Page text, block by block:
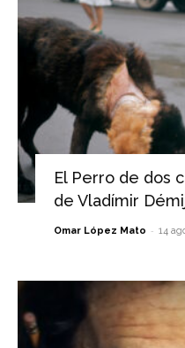
El Perro de dos
de Vladímir
Omar López Mato - 14